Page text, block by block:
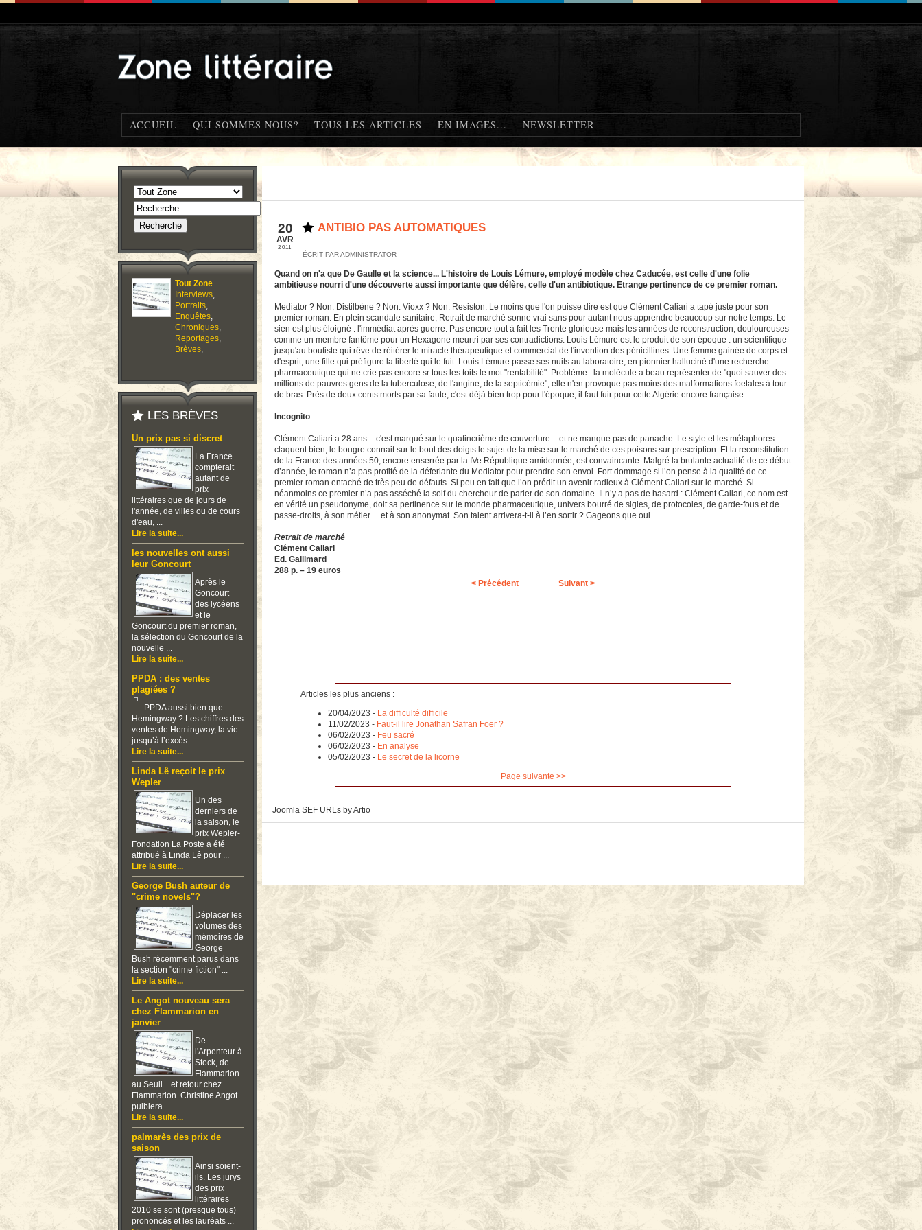
ACCUEIL QUI SOMMES NOUS? TOUS LES ARTICLES EN IMAGES... NEWSLETTER
Tout Zone
Interviews,
Portraits,
Enquêtes,
Chroniques,
Reportages,
Brèves,
LES BRÈVES
Un prix pas si discret
La France
compterait
autant de
prix
littéraires que de jours de
l'année, de villes ou de cours
d'eau, ...
Lire la suite...
les nouvelles ont aussi
leur Goncourt
Après le
Goncourt
des lycéens
et le
Goncourt du premier roman,
la sélection du Goncourt de la
nouvelle ...
Lire la suite...
PPDA : des ventes
plagiées ?
PPDA aussi bien que
Hemingway ? Les chiffres des
ventes de Hemingway, la vie
jusqu’à l’excès ...
Lire la suite...
Linda Lê reçoit le prix
Wepler
Un des
derniers de
la saison, le
prix Wepler-
Fondation La Poste a été
attribué à Linda Lê pour ...
Lire la suite...
George Bush auteur de
"crime novels"?
Déplacer les
volumes des
mémoires de
George
Bush récemment parus dans
la section "crime fiction" ...
Lire la suite...
Le Angot nouveau sera
chez Flammarion en
janvier
De
l'Arpenteur à
Stock, de
Flammarion
au Seuil... et retour chez
Flammarion. Christine Angot
pulbiera ...
Lire la suite...
palmarès des prix de
saison
Ainsi soient-
ils. Les jurys
des prix
littéraires
2010 se sont (presque tous)
prononcés et les lauréats ...
20
AVR
2011
ANTIBIO PAS AUTOMATIQUES
ÉCRIT PAR ADMINISTRATOR
Quand on n'a que De Gaulle et la science... L'histoire de Louis Lémure, employé modèle chez Caducée, est celle d'une folie
ambitieuse nourri d'une découverte aussi importante que délère, celle d'un antibiotique. Etrange pertinence de ce premier roman.
Mediator ? Non. Distilbène ? Non. Vioxx ? Non. Resiston. Le moins que l'on puisse dire est que Clément Caliari a tapé juste pour son
premier roman. En plein scandale sanitaire, Retrait de marché sonne vrai sans pour autant nous apprendre beaucoup sur notre temps. Le
sien est plus éloigné : l'immédiat après guerre. Pas encore tout à fait les Trente glorieuse mais les années de reconstruction, douloureuses
comme un membre fantôme pour un Hexagone meurtri par ses contradictions. Louis Lémure est le produit de son époque : un scientifique
jusqu'au boutiste qui rêve de réitérer le miracle thérapeutique et commercial de l'invention des pénicillines. Une femme gainée de corps et
d'esprit, une fille qui préfigure la liberté qui le fuit. Louis Lémure passe ses nuits au laboratoire, en pionnier halluciné d'une recherche
pharmaceutique qui ne crie pas encore sr tous les toits le mot "rentabilité". Problème : la molécule a beau représenter de "quoi sauver des
millions de pauvres gens de la tuberculose, de l'angine, de la septicémie", elle n'en provoque pas moins des malformations foetales à tour
de bras. Près de deux cents morts par sa faute, c'est déjà bien trop pour l'époque, il faut fuir pour cette Algérie encore française.
Incognito
Clément Caliari a 28 ans – c'est marqué sur le quatincrième de couverture – et ne manque pas de panache. Le style et les métaphores
claquent bien, le bougre connait sur le bout des doigts le sujet de la mise sur le marché de ces poisons sur prescription. Et la reconstitution
de la France des années 50, encore enserrée par la IVe République amidonnée, est convaincante. Malgré la brulante actualité de ce début
d’année, le roman n’a pas profité de la déferlante du Mediator pour prendre son envol. Fort dommage si l’on pense à la qualité de ce
premier roman entaché de très peu de défauts. Si peu en fait que l’on prédit un avenir radieux à Clément Caliari sur le marché. Si
néanmoins ce premier n’a pas asséché la soif du chercheur de parler de son domaine. Il n’y a pas de hasard : Clément Caliari, ce nom est
en vérité un pseudonyme, doit sa pertinence sur le monde pharmaceutique, univers bourré de sigles, de protocoles, de garde-fous et de
passe-droits, à son métier… et à son anonymat. Son talent arrivera-t-il à l’en sortir ? Gageons que oui.
Retrait de marché
Clément Caliari
Ed. Gallimard
288 p. – 19 euros
< Précédent
Suivant >
Articles les plus anciens :
20/04/2023 - La difficulté difficile
11/02/2023 - Faut-il lire Jonathan Safran Foer ?
06/02/2023 - Feu sacré
06/02/2023 - En analyse
05/02/2023 - Le secret de la licorne
Page suivante >>
Joomla SEF URLs by Artio